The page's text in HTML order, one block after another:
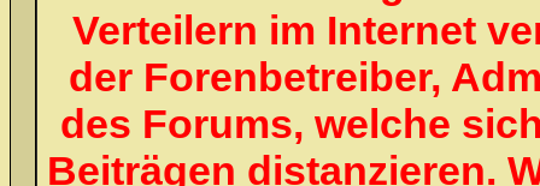
Verteilern im Internet
der Forenbetreiber,
des Forums, welche
Beiträgen distanzieren.